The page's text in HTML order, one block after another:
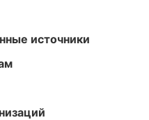
источники